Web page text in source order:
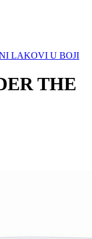
LAKOVI U BOJI
THE